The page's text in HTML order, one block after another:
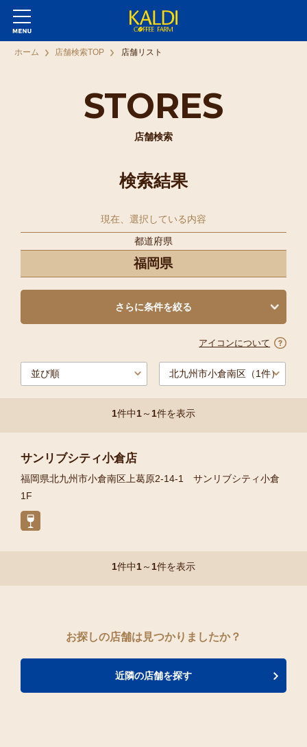
STORES
店舗検索
ホーム 店舗検索TOP 店舗リスト
検索結果
現在、選択している内容
都道府県
福岡県
さらに条件を絞る
1件中1～1件を表示
アイコンについて
サンリブシティ小倉店
福岡県北九州市小倉南区上葛原2-14-1 サンリブシティ小倉
1F
1件中1～ 1件を表示
お探しの店舗は見つかりましたか？
近隣の店舗を探す